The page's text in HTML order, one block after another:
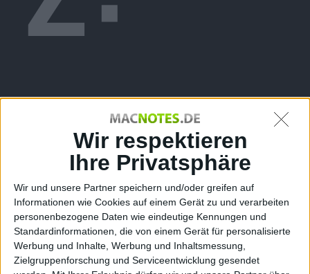
Wir respektieren
Ihre Privatsphäre
Wir und unsere Partner speichern und/oder greifen auf
Informationen wie Cookies auf einem Gerät zu und verarbeiten
personenbezogene Daten wie eindeutige Kennungen und
Standardinformationen, die von einem Gerät für personalisierte
Werbung und Inhalte, Werbung und Inhaltsmessung,
Zielgruppenforschung und Serviceentwicklung gesendet
iOS